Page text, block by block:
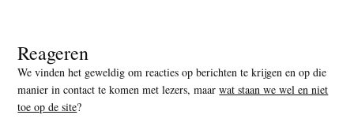
Reageren
We vinden het geweldig om reacties op berichten te krijgen en op die
manier in contact te komen met lezers, maarwat staan we wel en niet
toe op de site?